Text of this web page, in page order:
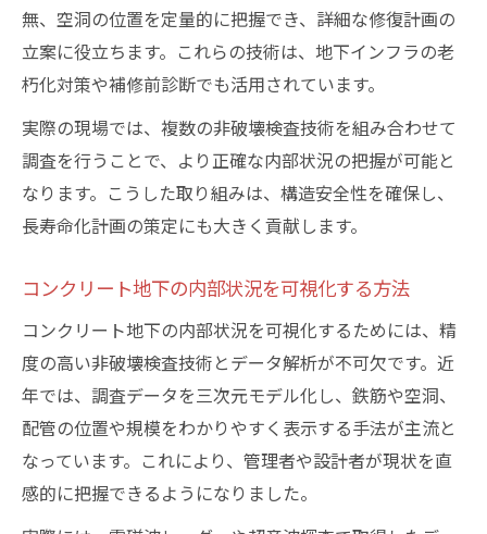
無、空洞の位置を定量的に把握でき、詳細な修復計画の
立案に役立ちます。これらの技術は、地下インフラの老
朽化対策や補修前診断でも活用されています。
実際の現場では、複数の非破壊検査技術を組み合わせて
調査を行うことで、より正確な内部状況の把握が可能と
なります。こうした取り組みは、構造安全性を確保し、
長寿命化計画の策定にも大きく貢献します。
コンクリート地下の内部状況を可視化する方法
コンクリート地下の内部状況を可視化するためには、精
度の高い非破壊検査技術とデータ解析が不可欠です。近
年では、調査データを三次元モデル化し、鉄筋や空洞、
配管の位置や規模をわかりやすく表示する手法が主流と
なっています。これにより、管理者や設計者が現状を直
感的に把握できるようになりました。